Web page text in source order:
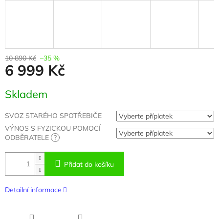
10 890 Kč –35 %
6 999 Kč
cena:
Skladem
SVOZ STARÉHO SPOTŘEBIČE
VÝNOS S FYZICKOU POMOCÍ
ODBĚRATELE
?
Přidat do košíku
Detailní informace